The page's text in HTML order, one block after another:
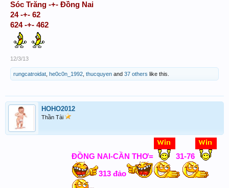
Sóc Trăng -+- Đồng Nai
24 -+- 62
624 -+- 462
12/3/13
rungcatroidat he0c0n_1992 thucquyen and 37 others like this.
HOHO2012
Thần Tài
ĐỒNG NAI-CẦN THƠ=
31-76
313 đảo